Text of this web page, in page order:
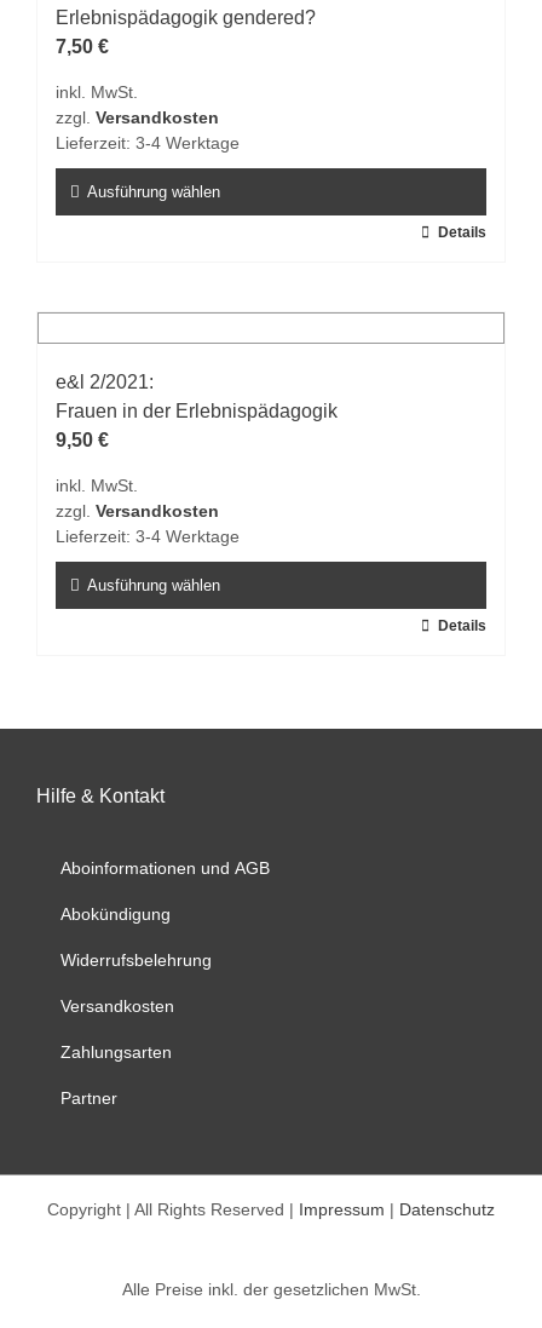
Die
Optionen
auf
der
gewählt
werden
Erlebnispädagogik gendered?
7,50 €
inkl. MwSt.
zzgl. Versandkosten
Lieferzeit: 3-4 Werktage
Ausführung wählen
Varianten
auf.
Die
Optionen
auf
der
gewählt
werden
Details
e&l 2/2021:
Frauen in der Erlebnispädagogik
9,50 €
inkl. MwSt.
zzgl. Versandkosten
Lieferzeit: 3-4 Werktage
Ausführung wählen
Die
können
der
werden
Details
Hilfe & Kontakt
Aboinformationen und AGB
Abokündigung
Widerrufsbelehrung
Versandkosten
Zahlungsarten
Partner
Copyright | All Rights Reserved | Impressum | Datenschutz
Alle Preise inkl. der gesetzlichen MwSt.